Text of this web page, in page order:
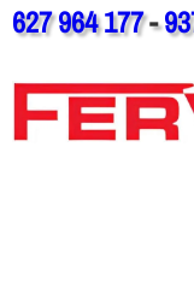
627 964 177-